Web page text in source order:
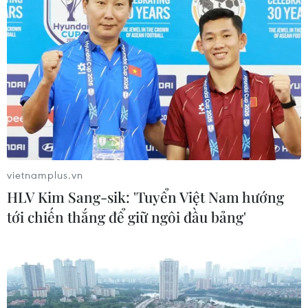
Ukraine
Các cuộc đàm phán tại Saudi Arabia giữa
Moskva và Washington đã có sự hiểu biết chung
về nhu cầu hướng tới một giải pháp chấm dứt
xung đột ở Ukraine, song vẫn còn nhiều việc cần
giải quyết.
(TTXVN/Vietnam+)
vietnamplus.vn
HLV Kim Sang-sik: 'Tuyển Việt Nam hướng
tới chiến thắng để giữ ngôi đầu bảng'